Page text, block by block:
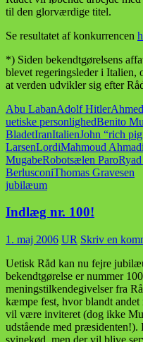
til den glorværdige titel.
Se resultatet af konkurrencen
*) Siden bekendtgørelsens
blevet regeringsleder i Italien,
at verden udvikler sig efter
Abu LabanAdolf Hitler
uetiske personlighedBenito
BladetIranItalienJohn “rich
LarsenLordiMahmoud
MugabeRobotsælen Paro
BerlusconiThomas Gravesen
jubilæum
Indlæg nr. 100!
1. maj 2006 UR Skriv en
Uetisk Råd kan nu fejre
bekendtgørelse er nummer
meningstilkendegivelser fra
kæmpe fest, hvor blandt
vil være inviteret (dog ikke
udstående med